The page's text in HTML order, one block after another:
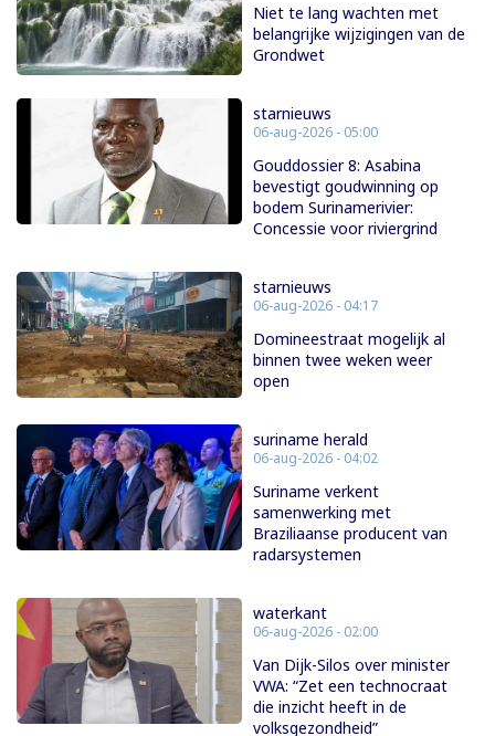
Niet te lang wachten met
belangrijke wijzigingen van de
Grondwet
starnieuws
06-aug-2026 - 05:00
Gouddossier 8: Asabina
bevestigt goudwinning op
bodem Surinamerivier:
Concessie voor riviergrind
starnieuws
06-aug-2026 - 04:17
Domineestraat mogelijk al
binnen twee weken weer
open
suriname herald
06-aug-2026 - 04:02
Suriname verkent
samenwerking met
Braziliaanse producent van
radarsystemen
waterkant
06-aug-2026 - 02:00
Van Dijk-Silos over minister
VWA: “Zet een technocraat
die inzicht heeft in de
volksgezondheid”